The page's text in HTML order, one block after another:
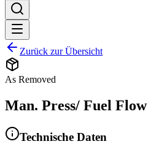
Zurück zur Übersicht
As Removed
Man. Press/ Fuel Flow
Technische Daten